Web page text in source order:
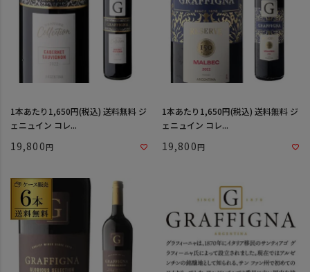
1本あたり1,650円(税込) 送料無料 ジ
ェニュイン コレ...
19,800
1本あたり1,650円(税込) 送料無料 ジ
ェニュイン コレ...
19,800